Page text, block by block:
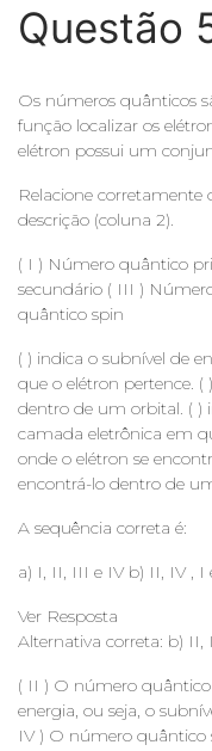
Questão
Os números quânticos
função localizar os
elétron possui um
Relacione
descrição (coluna 2).
( I ) Número quântico
secundário ( III )
quântico spin
( ) indica o subnível de
que o elétron pertence.
dentro de um orbital. ( )
camada eletrônica em
onde o elétron se
encontrá-lo dentro de
A sequência correta é:
a) I, II, III e IV b) II, IV ,
Ver Resposta
Alternativa correta: b) II,
( II ) O número
energia, ou seja, o
IV ) O número quântico